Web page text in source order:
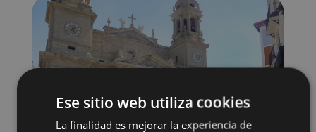
Ese sitio web utiliza cookies
La finalidad es mejorar la experiencia de